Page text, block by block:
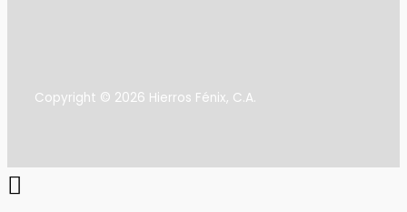
Copyright © 2026 Hierros Fénix, C.A.